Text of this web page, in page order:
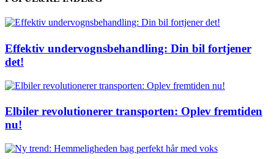
Effektiv undervognsbehandling: Din bil fortjener
det!
Elbiler revolutionerer transporten: Oplev fremtiden
nu!